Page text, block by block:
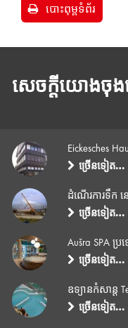
បោះពុម្ពទំព័រ
សេចក្តីយោងចុ
Eickesches
ច្រើនទៀត…
ដំណើរការទឹក
ច្រើនទៀត…
Aušra SPA
ច្រើនទៀត…
ឧទ្យានកំសាន្ត
ច្រើនទៀត…